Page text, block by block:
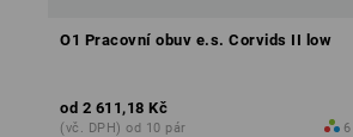
O1 Pracovní obuv e.s. Corvids II low
od 2 611,18 Kč
(vč. DPH) od 10 pár 6